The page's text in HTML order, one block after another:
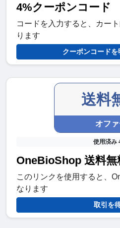
4%クーポンコード
コードを入力すると、カー
ります
クーポンコード
送料
オフ
使用済み
OneBioShop 送料無
このリンクを使用すると、
なります
取引を